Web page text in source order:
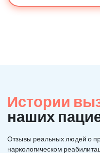
Истории
наших
Отзывы реальных людей о
наркологическом